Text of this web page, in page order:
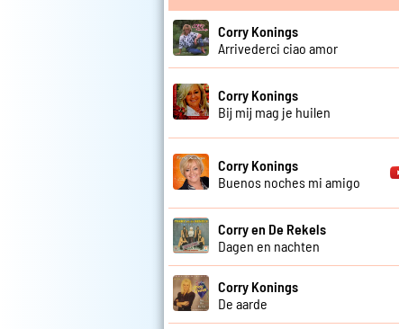
Corry Konings
Arrivederci ciao amor
Corry Konings
Bij mij mag je huilen
Corry Konings
Buenos noches mi amigo
Corry en De Rekels
Dagen en nachten
Corry Konings
De aarde